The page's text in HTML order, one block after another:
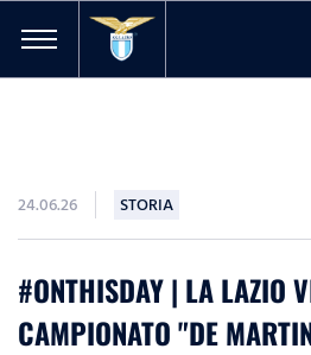
24.06.26 STORIA
#ONTHISDAY | LA LAZIO
CAMPIONATO "DE